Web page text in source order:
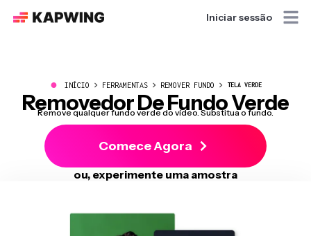
Iniciar sessão
● INÍCIO FERRAMENTAS REMOVER FUNDO TELA VERDE
Removedor De Fundo Verde
Remove qualquer fundo verde do vídeo. Substitua o fundo.
Comece Agora
ou, experimente uma amostra